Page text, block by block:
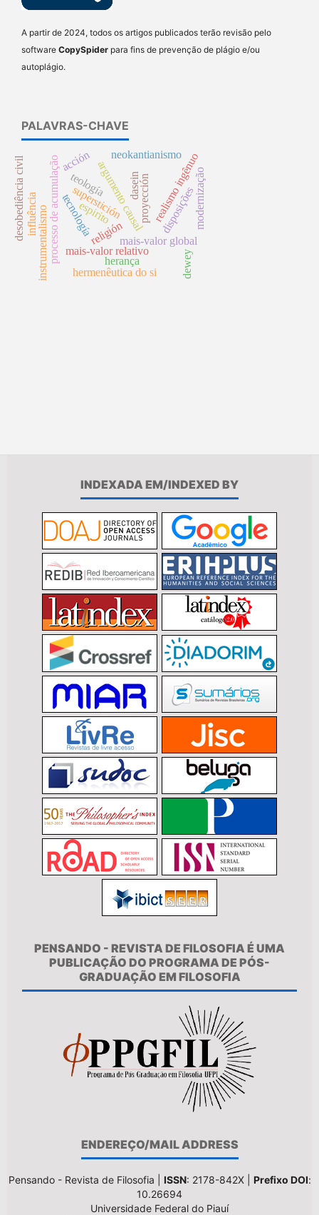
A partir de 2024, todos os artigos publicados terão revisão pelo
software CopySpider para fins de prevenção de plágio e/ou
autoplágio.
PALAVRAS-CHAVE
argumento causal
superstición proyección
processo de acumulação
mais-valor global
mais-valor relativo
religión
realismo ingênuo
tecnología
instrumentalismo dewey
teología
espirito
influência
desobediência civil
neokantianismo
dasein
herança
modernização
hermenêutica do si
disposições
acción
INDEXADA EM/INDEXED BY
PENSANDO - REVISTA DE FILOSOFIA É UMA
PUBLICAÇÃO DO PROGRAMA DE PÓS-
GRADUAÇÃO EM FILOSOFIA
ENDEREÇO/MAIL ADDRESS
Pensando - Revista de Filosofia | ISSN: 2178-842X | Prefixo DOI:
10.26694
Universidade Federal do Piauí